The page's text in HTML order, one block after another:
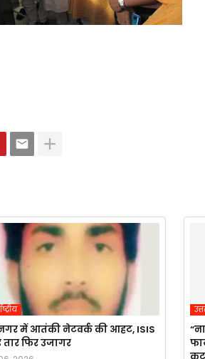
में आतंकी नेटवर्क की आहट, ISIS
फिर उजागर